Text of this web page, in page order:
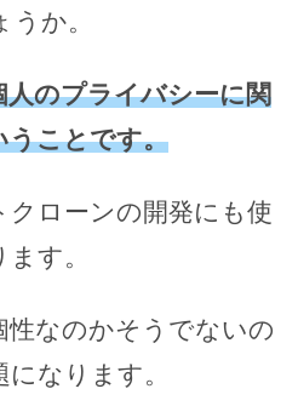
か。
のプライバシーに関
うことです。
ローンの開発にも使
す。
性なのかそうでないの
なります。